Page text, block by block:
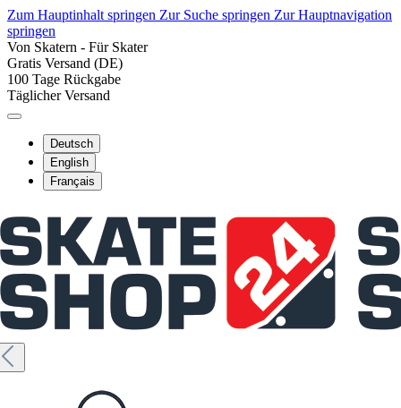
Zum Hauptinhalt springen Zur Suche springen Zur Hauptnavigation
springen
Von Skatern - Für Skater
Gratis Versand (DE)
100 Tage Rückgabe
Täglicher Versand
Deutsch
English
Français